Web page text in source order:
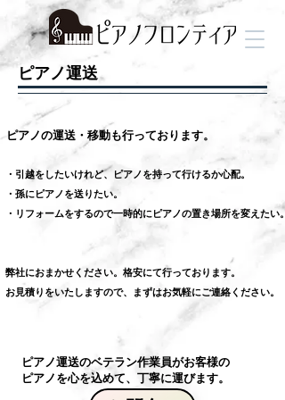
ピアノ運送
​ピアノの運送・移動も行っております。
・引越をしたいけれど、ピアノを持って行けるか心配。
・孫にピアノを送りたい。
・リフォームをするので一時的にピアノの置き場所を変えたい。
弊社におまかせください。格安にて行っております。
お見積りをいたしますので、まずはお気軽にご連絡ください。
ピアノ運送のベテラン作業員がお客様の
​ピアノを心を込めて、丁寧に運びます。